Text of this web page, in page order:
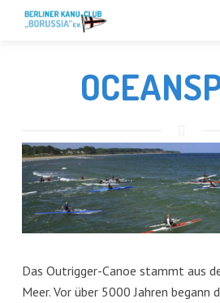
Das Outrigger-Canoe stammt aus
Meer. Vor über 5000 Jahren begann